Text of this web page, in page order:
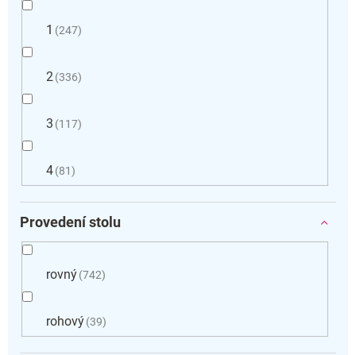
1 247
2 336
3 117
4 81
Provedení stolu
rovný 742
rohový 39